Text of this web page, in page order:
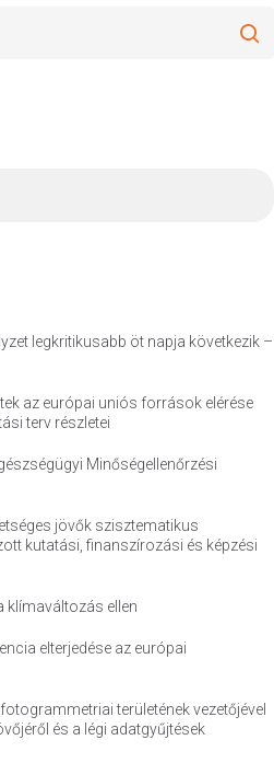
legkritikusabb öt napja következik –
az európai uniós források elérése
terv részletei
Minőségellenőrzési
jövők szisztematikus
kutatási, finanszírozási és képzési
klímaváltozás ellen
elterjedése az európai
területének vezetőjével
és a légi adatgyűjtések